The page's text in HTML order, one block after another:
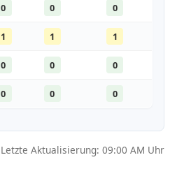
0 0 0
1 1 1
0 0 0
0 0 0
Letzte Aktualisierung: 09:00 AM Uhr